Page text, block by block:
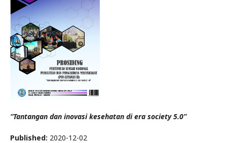
“Tantangan dan inovasi kesehatan di era society 5.0”
Published: 2020-12-02